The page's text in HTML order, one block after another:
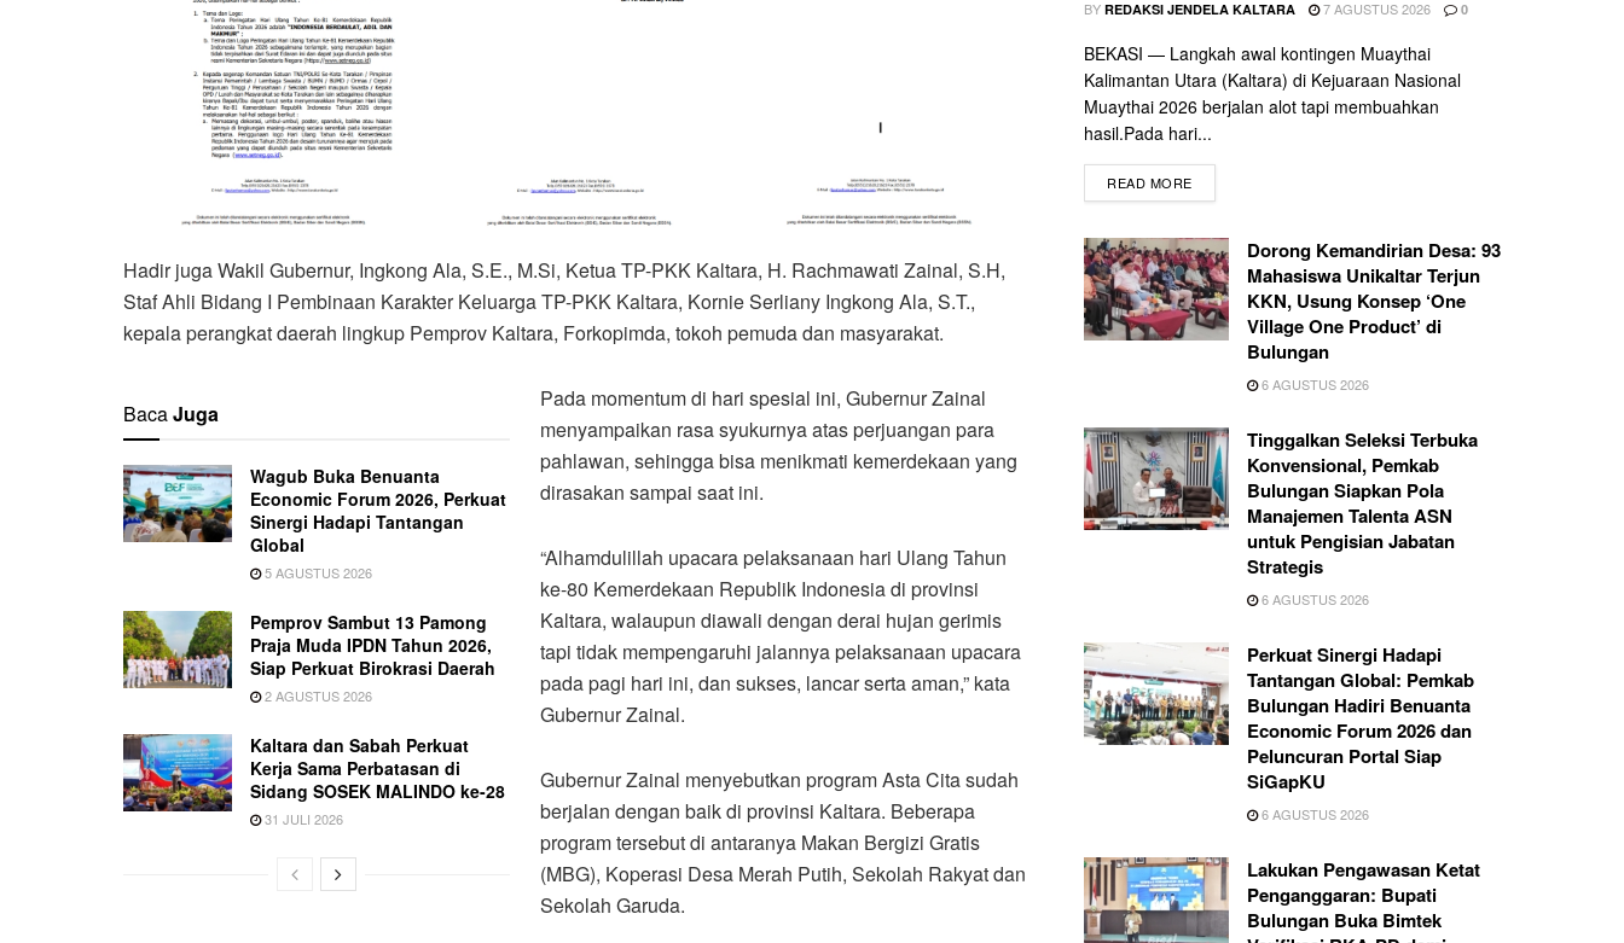
Hadir juga Wakil Gubernur, Ingkong Ala, S.E., M.Si, Ketua TP-PKK Kaltara, H. Rachmawati Zainal, S.H,
Staf Ahli Bidang I Pembinaan Karakter Keluarga TP-PKK Kaltara, Kornie Serliany Ingkong Ala, S.T.,
kepala perangkat daerah lingkup Pemprov Kaltara, Forkopimda, tokoh pemuda dan masyarakat.
BacaJuga
Wagub Buka Benuanta
Economic Forum 2026, Perkuat
Sinergi Hadapi Tantangan
Global
5 AGUSTUS 2026
Pemprov Sambut 13 Pamong
Praja Muda IPDN Tahun 2026,
Siap Perkuat Birokrasi Daerah
2 AGUSTUS 2026
Kaltara dan Sabah Perkuat
Kerja Sama Perbatasan di
Sidang SOSEK MALINDO ke-28
31 JULI 2026
Pada momentum di hari spesial ini, Gubernur Zainal
menyampaikan rasa syukurnya atas perjuangan para
pahlawan, sehingga bisa menikmati kemerdekaan yang
dirasakan sampai saat ini.
“Alhamdulillah upacara pelaksanaan hari Ulang Tahun
ke-80 Kemerdekaan Republik Indonesia di provinsi
Kaltara, walaupun diawali dengan derai hujan gerimis
tapi tidak mempengaruhi jalannya pelaksanaan upacara
pada pagi hari ini, dan sukses, lancar serta aman,” kata
Gubernur Zainal.
Gubernur Zainal menyebutkan program Asta Cita sudah
berjalan dengan baik di provinsi Kaltara. Beberapa
program tersebut di antaranya Makan Bergizi Gratis
(MBG), Koperasi Desa Merah Putih, Sekolah Rakyat dan
Sekolah Garuda.
BY REDAKSI JENDELA KALTARA 7 AGUSTUS 2026 0
BEKASI — Langkah awal kontingen Muaythai
Kalimantan Utara (Kaltara) di Kejuaraan Nasional
Muaythai 2026 berjalan alot tapi membuahkan
hasil.Pada hari...
READ MORE
Dorong Kemandirian Desa: 93
Mahasiswa Unikaltar Terjun
KKN, Usung Konsep ‘One
Village One Product’ di
Bulungan
6 AGUSTUS 2026
Tinggalkan Seleksi Terbuka
Konvensional, Pemkab
Bulungan Siapkan Pola
Manajemen Talenta ASN
untuk Pengisian Jabatan
Strategis
6 AGUSTUS 2026
Perkuat Sinergi Hadapi
Tantangan Global: Pemkab
Bulungan Hadiri Benuanta
Economic Forum 2026 dan
Peluncuran Portal Siap
SiGapKU
6 AGUSTUS 2026
Lakukan Pengawasan Ketat
Penganggaran: Bupati
Bulungan Buka Bimtek